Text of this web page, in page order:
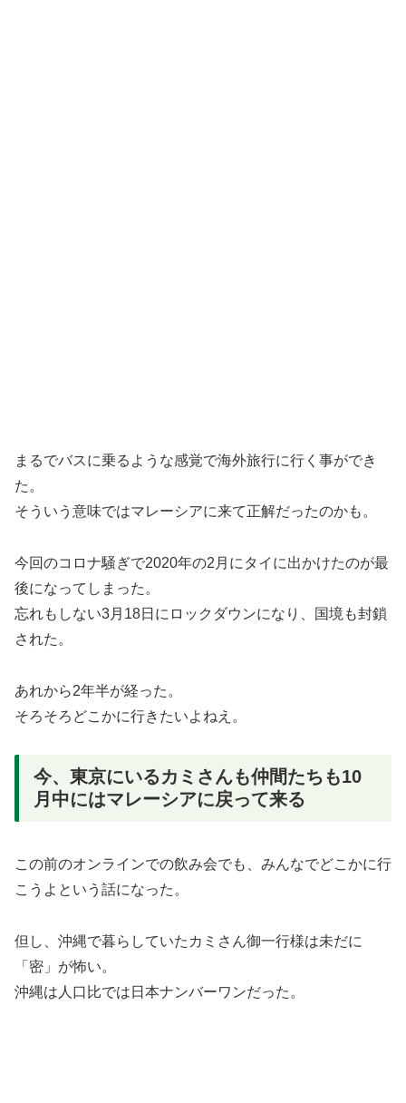
まるでバスに乗るような感覚で海外旅行に行く事ができ
た。
そういう意味ではマレーシアに来て正解だったのかも。
今回のコロナ騒ぎで2020年の2月にタイに出かけたのが最
後になってしまった。
忘れもしない3月18日にロックダウンになり、国境も封鎖
された。
あれから2年半が経った。
そろそろどこかに行きたいよねえ。
今、東京にいるカミさんも仲間たちも10
月中にはマレーシアに戻って来る
この前のオンラインでの飲み会でも、みんなでどこかに行
こうよという話になった。
但し、沖縄で暮らしていたカミさん御一行様は未だに
「密」が怖い。
沖縄は人口比では日本ナンバーワンだった。